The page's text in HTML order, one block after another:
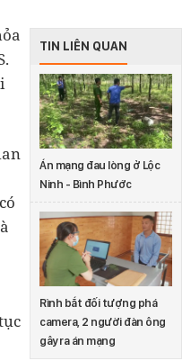
TIN LIÊN QUAN
Án mạng đau lòng ở Lộc
Ninh - Bình Phước
Rình bắt đối tượng phá
camera, 2 người đàn ông
gây ra án mạng